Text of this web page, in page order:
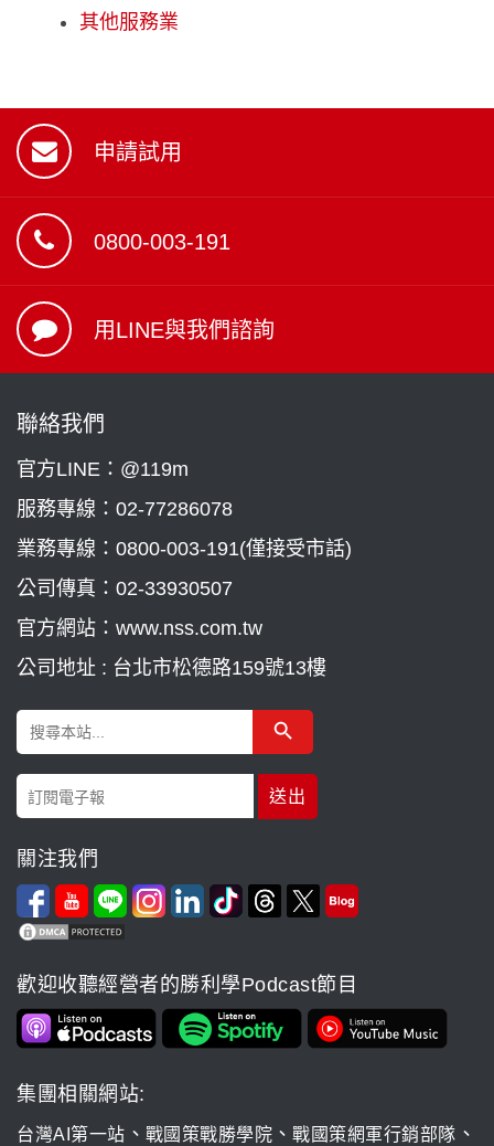
其他服務業
申請試用
0800-003-191
用LINE與我們諮詢
聯絡我們
官方LINE：@119m
服務專線： 02-77286078
業務專線： 0800-003-191(僅接受市話)
公司傳真：02-33930507
官方網站：www.nss.com.tw
公司地址 : 台北市松德路159號13樓
Search
for:
Search Button
關注我們
歡迎收聽經營者的勝利學Podcast節目
集團相關網站:
台灣AI第一站 、 戰國策戰勝學院 、 戰國策網軍行銷部隊 、